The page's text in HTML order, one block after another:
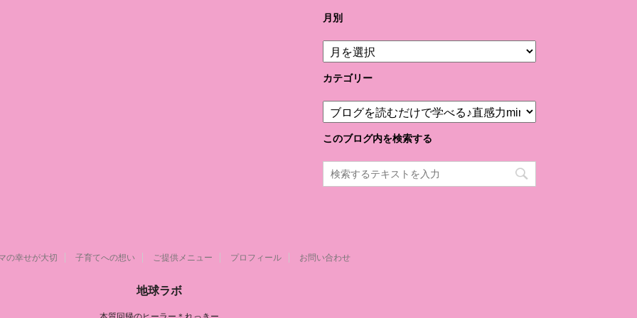
月別
月
別
カテゴリー
カ
テ
ゴ
ー
このブログ内を検索する
の幸せが大切 子育てへの想い ご提供メニュー プロフィール お問い合わせ
地球ラボ